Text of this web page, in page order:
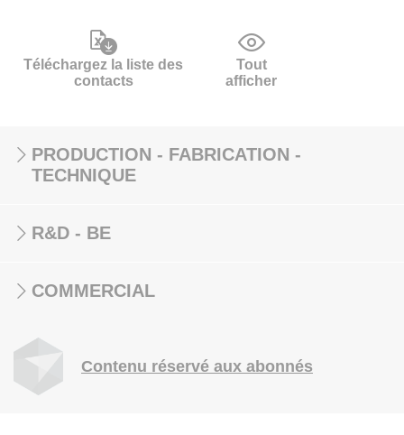
Téléchargez la liste des
contacts
Tout
afficher
PRODUCTION - FABRICATION -
TECHNIQUE
R&D - BE
COMMERCIAL
Contenu réservé aux abonnés